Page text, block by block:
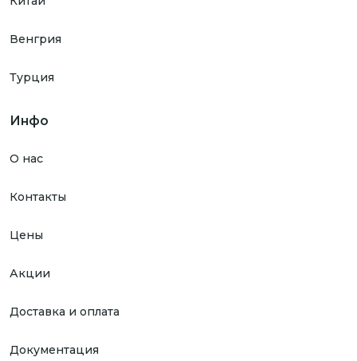
Венгрия
Турция
Инфо
О нас
Контакты
Цены
Акции
Доставка и оплата
Документация